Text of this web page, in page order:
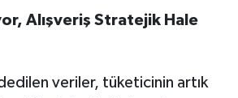
Alışveriş Stratejik Hale
veriler, tüketicinin artık